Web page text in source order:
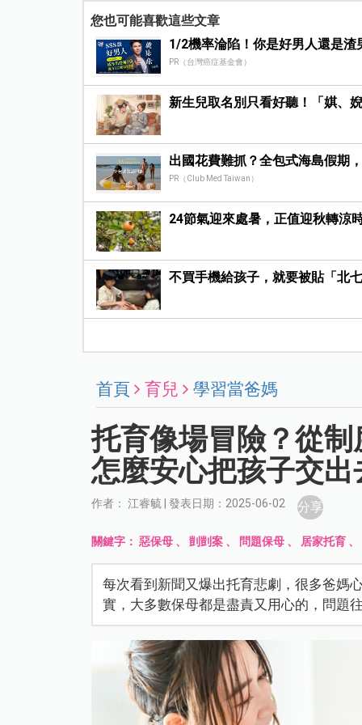
您也可能喜歡這些文章
1/2機率淪陷！你是好男人還是渣
PR（台灣癌症基金會）
新生兒取名別只看好聽！「娸、
出國花費難抓？全包式海島假期
PR（Club Med Taiwan）
24節氣迎來處暑，正值迎秋轉涼
不買手機給孩子，就要被貼「北
首頁 育兒 學習當爸媽
托育像場冒險？從
怎麼安心把孩子交出
作者： 江睿毓 | 發表日期：2025-06-02 分享
關鍵字：惡保母 、剴剴案 、 問題保母 、 居家托育 、
每次看到新聞又爆出托育悲劇，很多爸媽
實，大多數保母都是盡責又用心的，問題